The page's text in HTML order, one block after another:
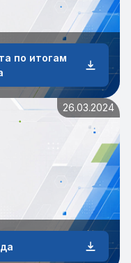
по итогам
26.03.2024